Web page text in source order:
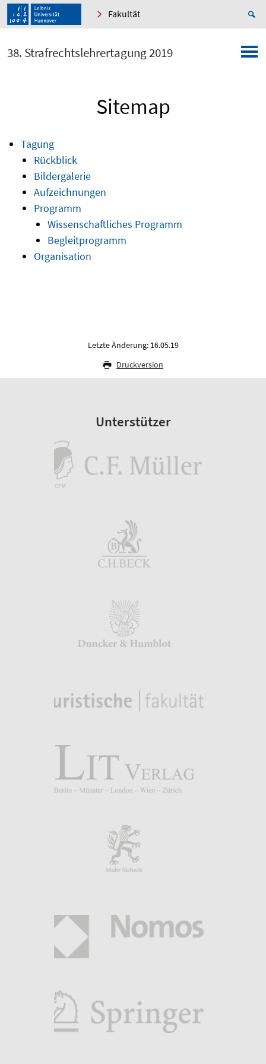
Fakultät
38. Strafrechtslehrertagung 2019
Sitemap
Tagung
Rückblick
Bildergalerie
Aufzeichnungen
Programm
Wissenschaftliches Programm
Begleitprogramm
Organisation
Letzte Änderung: 16.05.19
Druckversion
Unterstützer